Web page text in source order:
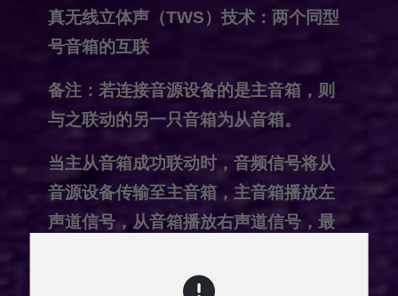
真无线立体声（TWS）技术：两个同型
号音箱的互联
备注：若连接音源设备的是主音箱，则
与之联动的另一只音箱为从音箱。
当主从音箱成功联动时，音频信号将从
音源设备传输至主音箱，主音箱播放左
声道信号，从音箱播放右声道信号，最